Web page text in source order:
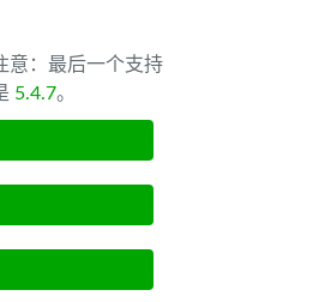
意：最后一个支持
5.4.7。